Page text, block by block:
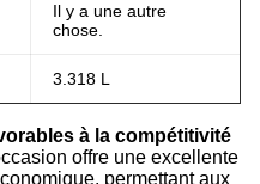
Il y a une autre
chose.
3.318 L
à la compétitivité
offre une excellente
permettant aux